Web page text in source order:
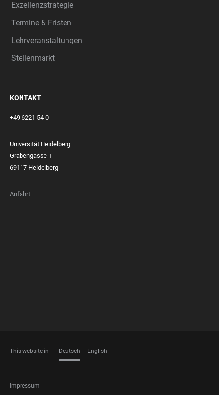
Exzellenzstrategie
Termine & Fristen
Lehrveranstaltungen
Stellenmarkt
KONTAKT
+49 6221 54-0
Universität Heidelberg
Grabengasse 1
69117 Heidelberg
Anfahrt
This website in Deutsch English
FOOTER
Impressum